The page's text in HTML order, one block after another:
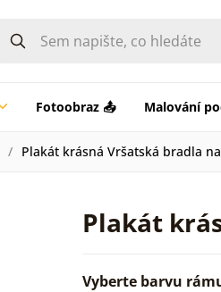
Fotoobraz 📤 Malování
Plakát krásná Vršatská bradla
Plakát
Vyberte barvu